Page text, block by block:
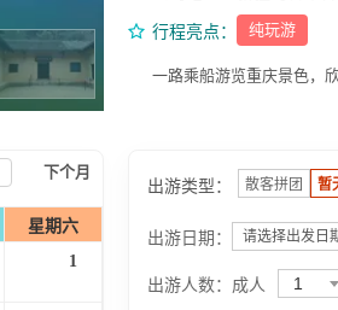
行程亮点： 纯玩游
一路乘船游览重庆景色，
下个月
星期六
1
出游类型： 散客拼团 暂
出游日期： 请选择出发日
出游人数： 成人 1